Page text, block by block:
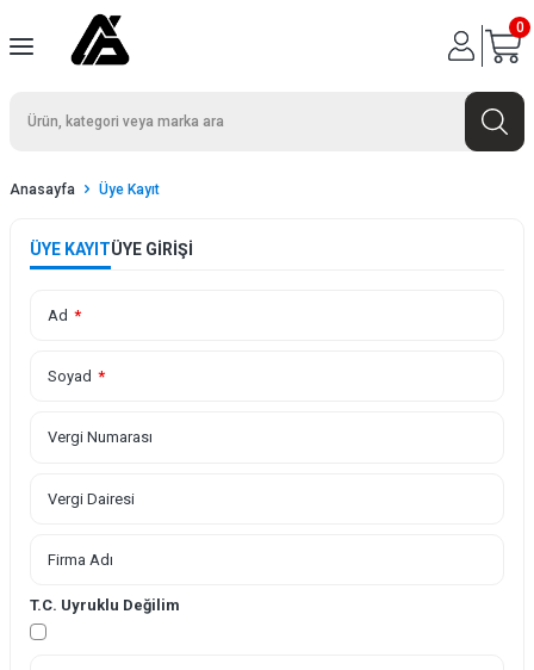
0
Anasayfa Üye Kayıt
ÜYE KAYITÜYE GIRIŞI
Ad *
Soyad *
Vergi Numarası
Vergi Dairesi
Firma Adı
T.C. Uyruklu Değilim